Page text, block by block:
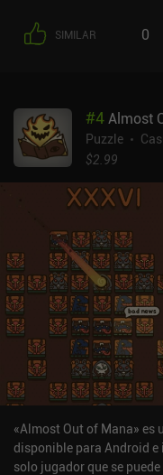
SIMILAR 0
#4Almost
Puzzle
$2.99
«Almost Out of Mana» es
disponible para Android e
solo jugador que se